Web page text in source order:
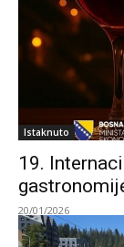
Istaknuto
19.
20/01/2026